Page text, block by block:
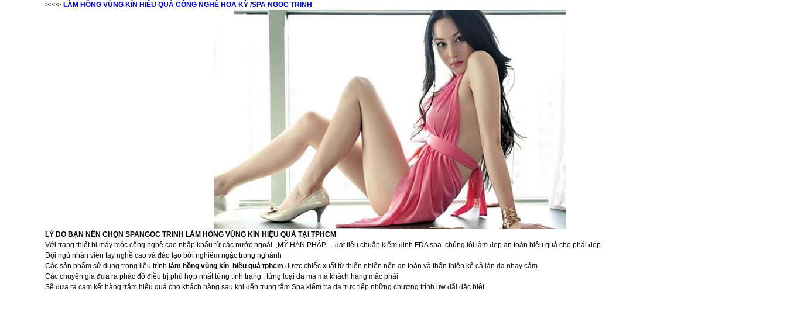
>>>> LÀM HỒNG VÙNG KÍN HIỆU QUẢ CÔNG NGHỆ HOA KỲ /SPA NGOC TRINH
LÝ DO BẠN NÊN CHỌN SPANGOC TRINH LÀM HỒNG VÙNG KÍN HIỆU QUẢ TẠI TPHCM
Với trang thiết bị máy móc công nghệ cao nhập khẩu từ các nước ngoài ,MỸ HÀN PHÁP ... đạt tiêu chuẩn kiểm định FDA spa chúng tôi làm đẹp an toàn hiệu quả cho phái đep
Đội ngủ nhân viên tay nghề cao và đào tạo bởi nghiêm ngặc trong nghành
Các sản phẩm sử dụng trong liệu trình làm hồng vùng kín hiệu quả tphcm được chiếc xuất từ thiên nhiên nên an toàn và thân thiện kể cả làn da nhạy cảm
Các chuyên gia đưa ra phác đồ điều trị phù hợp nhất từng tình trạng , từng loại da mà mà khách hàng mắc phải
Sẽ đưa ra cam kết hàng trăm hiệu quả cho khách hàng sau khi đến trung tâm Spa kiểm tra da trực tiếp những chương trình uw đãi đặc biệt